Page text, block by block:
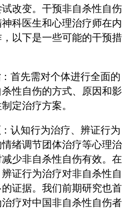
改变。干预非自杀性自伤
科医生和心理治疗师在内
以下是一些可能的干预措
：首先需对个体进行全面的
性自伤的方式、原因和影
定治疗方案。
：认知行为治疗、辨证行为
绪调节团体治疗等心理治
少非自杀性自伤有效。在
证行为治疗对非自杀性自
证据。我们前期研究也首
疗对中国非自杀性自伤者